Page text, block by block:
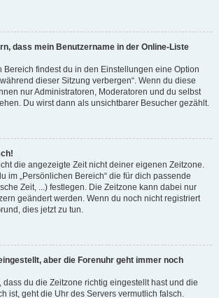
dass mein Benutzername in der Online-Liste
Bereich findest du in den Einstellungen eine Option
dieser Sitzung verbergen“. Wenn du diese
nur Administratoren, Moderatoren und du selbst
Du wirst dann als unsichtbarer Besucher gezählt.
die angezeigte Zeit nicht deiner eigenen Zeitzone.
im „Persönlichen Bereich“ die für dich passende
Zeit, ...) festlegen. Die Zeitzone kann dabei nur
geändert werden. Wenn du noch nicht registriert
dies jetzt zu tun.
aber die Forenuhr geht immer noch
dass du die Zeitzone richtig eingestellt hast und die
ist, geht die Uhr des Servers vermutlich falsch.